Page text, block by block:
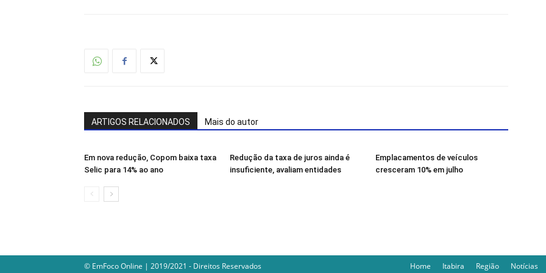
ARTIGOS RELACIONADOS Mais do autor
Em nova redução, Copom baixa taxa
Selic para 14% ao ano
Redução da taxa de juros ainda é
insuficiente, avaliam entidades
Emplacamentos de veículos
cresceram 10% em julho
Home Itabira Região Notícias
© EmFoco Online | 2019/2021 - Direitos Reservados